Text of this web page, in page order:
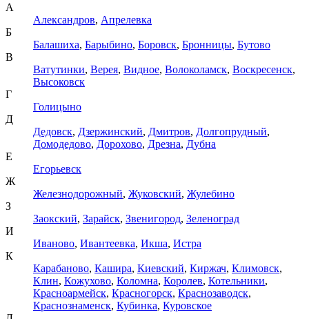
А
Александров, Апрелевка
Б
Балашиха, Барыбино, Боровск, Бронницы, Бутово
В
Ватутинки, Верея, Видное, Волоколамск, Воскресенск,
Высоковск
Г
Голицыно
Д
Дедовск, Дзержинский, Дмитров, Долгопрудный,
Домодедово, Дорохово, Дрезна, Дубна
Е
Егорьевск
Ж
Железнодорожный, Жуковский, Жулебино
З
Заокский, Зарайск, Звенигород, Зеленоград
И
Иваново, Ивантеевка, Икша, Истра
К
Карабаново, Кашира, Киевский, Киржач, Климовск,
Клин, Кожухово, Коломна, Королев, Котельники,
Красноармейск, Красногорск, Краснозаводск,
Краснознаменск, Кубинка, Куровское